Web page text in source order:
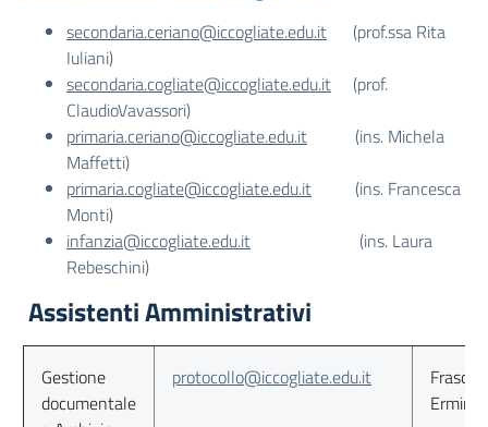
secondaria.ceriano@iccogliate.edu.it (prof.ssa Rita
Iuliani)
secondaria.cogliate@iccogliate.edu.it (prof.
ClaudioVavassori)
primaria.ceriano@iccogliate.edu.it (ins. Michela
Maffetti)
primaria.cogliate@iccogliate.edu.it (ins. Francesca
Monti)
infanzia@iccogliate.edu.it (ins. Laura
Rebeschini)
Assistenti Amministrativi
Gestione
documentale
protocollo@iccogliate.edu.it
Erminio